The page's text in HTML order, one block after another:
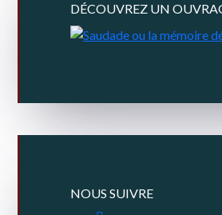
DÉCOUVREZ UN
NOUS SUIVRE